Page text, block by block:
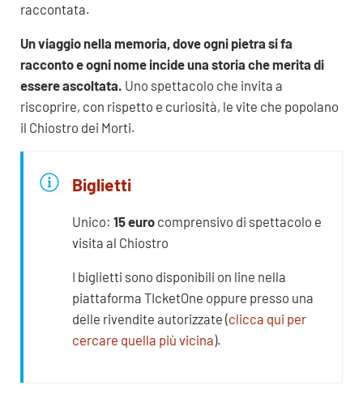
raccontata.
Un viaggio nella memoria, dove ogni pietra si fa
racconto e ogni nome incide una storia che merita di
essere ascoltata. Uno spettacolo che invita a
riscoprire, con rispetto e curiosità, le vite che popolano
il Chiostro dei Morti.
Biglietti
Unico: 15 eurocomprensivo di spettacolo e
visita al Chiostro
I biglietti sono disponibili on line nella
piattaforma TIcketOne oppure presso una
delle rivendite autorizzate (clicca qui per
cercare quella più vicina).